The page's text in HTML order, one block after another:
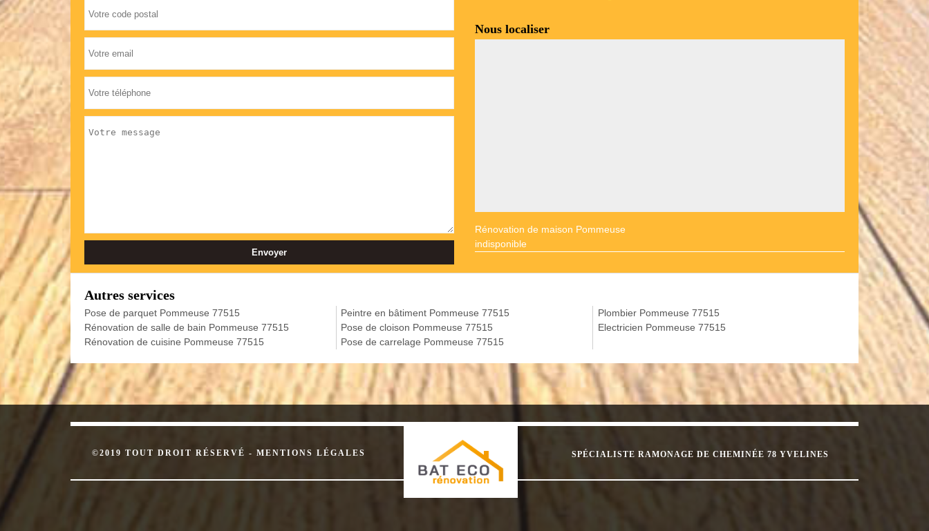
Nous localiser
Rénovation de maison Pommeuse
indisponible
Autres services
Pose de parquet Pommeuse 77515
Rénovation de salle de bain Pommeuse 77515
Rénovation de cuisine Pommeuse 77515
Peintre en bâtiment Pommeuse 77515
Pose de cloison Pommeuse 77515
Pose de carrelage Pommeuse 77515
Plombier Pommeuse 77515
Electricien Pommeuse 77515
©2019 TOUT DROIT RÉSERVÉ - MENTIONS LÉGALES SPÉCIALISTE RAMONAGE DE CHEMINÉE 78 YVELINES